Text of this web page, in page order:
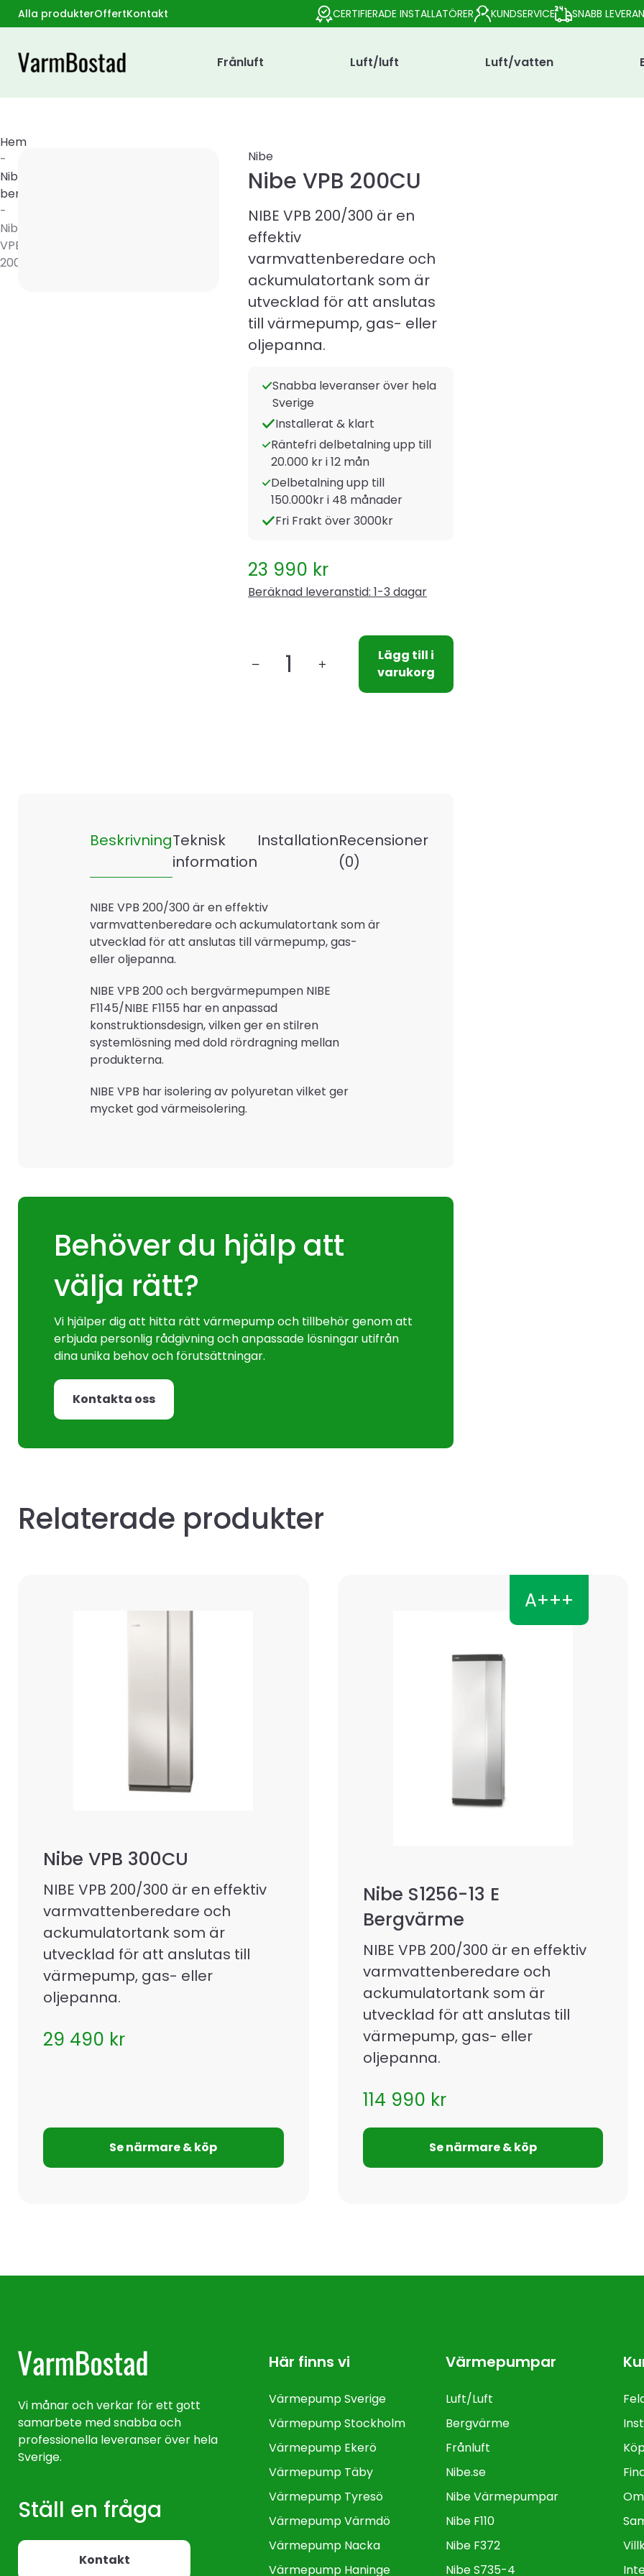
Alla produkterOffertKontakt CERTIFIERADE INSTALLATÖRER KUNDSERVICE SNABB
Frånluft Luft/luft Luft/vatten
Hem
-
Nibe
bergvärmepumpar
-
Nibe
VPB
200CU
Nibe
Nibe VPB 200CU
NIBE VPB 200/300 är en
effektiv
varmvattenberedare och
ackumulatortank som är
utvecklad för att anslutas
till värmepump, gas- eller
oljepanna.
Snabba leveranser över hela
Sverige
Installerat & klart
Räntefri delbetalning upp till
20.000 kr i 12 mån
Delbetalning upp till
150.000kr i 48 månader
Fri Frakt över 3000kr
23 990 kr
Beräknad leveranstid: 1-3 dagar
Lägg till i
varukorg
BeskrivningTeknisk
information
InstallationRecensioner
(0)
NIBE VPB 200/300 är en effektiv
varmvattenberedare och ackumulatortank som är
utvecklad för att anslutas till värmepump, gas-
eller oljepanna.
NIBE VPB 200 och bergvärmepumpen NIBE
F1145/NIBE F1155 har en anpassad
konstruktionsdesign, vilken ger en stilren
systemlösning med dold rördragning mellan
produkterna.
NIBE VPB har isolering av polyuretan vilket ger
mycket god värmeisolering.
Behöver du hjälp att
välja rätt?
Vi hjälper dig att hitta rätt värmepump och tillbehör genom att
erbjuda personlig rådgivning och anpassade lösningar utifrån
dina unika behov och förutsättningar.
Kontakta oss
Relaterade produkter
Nibe VPB 300CU
NIBE VPB 200/300 är en effektiv
varmvattenberedare och
ackumulatortank som är
utvecklad för att anslutas till
värmepump, gas- eller
oljepanna.
29 490 kr
Se närmare & köp
Nibe S1256-13 E
Bergvärme
NIBE VPB 200/300 är en effektiv
varmvattenberedare och
ackumulatortank som är
utvecklad för att anslutas till
värmepump, gas- eller
oljepanna.
114 990 kr
Se närmare & köp
A+++
Vi månar och verkar för ett gott
samarbete med snabba och
professionella leveranser över hela
Sverige.
Ställ en fråga
Kontakt
Här finns vi
Värmepump Sverige
Värmepump Stockholm
Värmepump Ekerö
Värmepump Täby
Värmepump Tyresö
Värmepump Värmdö
Värmepump Nacka
Värmepump Haninge
Värmepumpar
Luft/Luft
Bergvärme
Frånluft
Nibe.se
Nibe Värmepumpar
Nibe F110
Nibe F372
Nibe S735-4